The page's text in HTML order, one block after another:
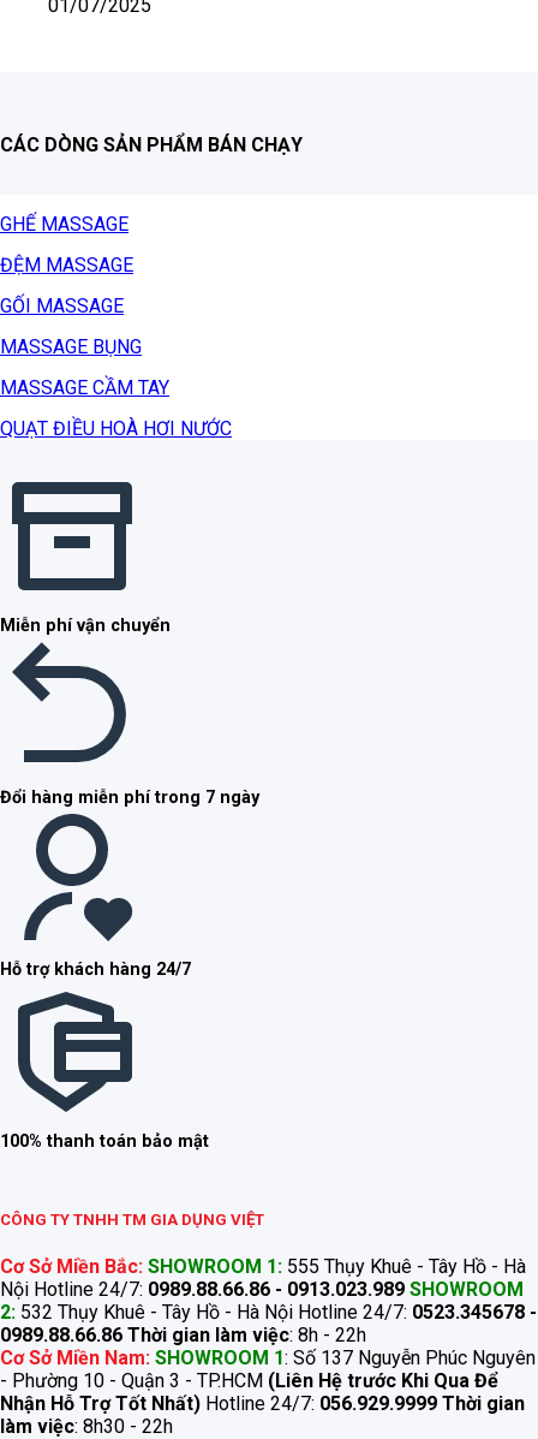
01/07/2025
CÁC DÒNG SẢN PHẨM BÁN CHẠY
GHẾ MASSAGE
ĐỆM MASSAGE
GỐI MASSAGE
MASSAGE BỤNG
MASSAGE CẦM TAY
QUẠT ĐIỀU HOÀ HƠI NƯỚC
Miễn phí vận chuyển
Đổi hàng miễn phí trong 7 ngày
Hỗ trợ khách hàng 24/7
100% thanh toán bảo mật
CÔNG TY TNHH TM GIA DỤNG VIỆT
Cơ Sở Miền Bắc: SHOWROOM 1: 555 Thụy Khuê - Tây Hồ - Hà
Nội Hotline 24/7: 0989.88.66.86 - 0913.023.989 SHOWROOM
2: 532 Thụy Khuê - Tây Hồ - Hà Nội Hotline 24/7: 0523.345678 -
0989.88.66.86 Thời gian làm việc: 8h - 22h
Cơ Sở Miền Nam: SHOWROOM 1: Số 137 Nguyễn Phúc Nguyên
- Phường 10 - Quận 3 - TP.HCM (Liên Hệ trước Khi Qua Để
Nhận Hỗ Trợ Tốt Nhất) Hotline 24/7: 056.929.9999 Thời gian
làm việc: 8h30 - 22h